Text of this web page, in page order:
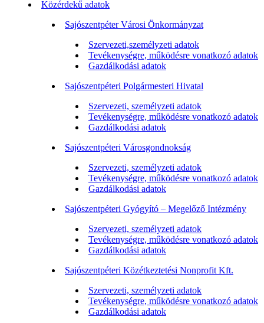
Közérdekű adatok
Sajószentpéter Városi Önkormányzat
Szervezeti,személyzeti adatok
Tevékenységre, működésre vonatkozó adatok
Gazdálkodási adatok
Sajószentpéteri Polgármesteri Hivatal
Szervezeti, személyzeti adatok
Tevékenységre, működésre vonatkozó adatok
Gazdálkodási adatok
Sajószentpéteri Városgondnokság
Szervezeti, személyzeti adatok
Tevékenységre, működésre vonatkozó adatok
Gazdálkodási adatok
Sajószentpéteri Gyógyító – Megelőző Intézmény
Szervezeti, személyzeti adatok
Tevékenységre, működésre vonatkozó adatok
Gazdálkodási adatok
Sajószentpéteri Közétkeztetési Nonprofit Kft.
Szervezeti, személyzeti adatok
Tevékenységre, működésre vonatkozó adatok
Gazdálkodási adatok